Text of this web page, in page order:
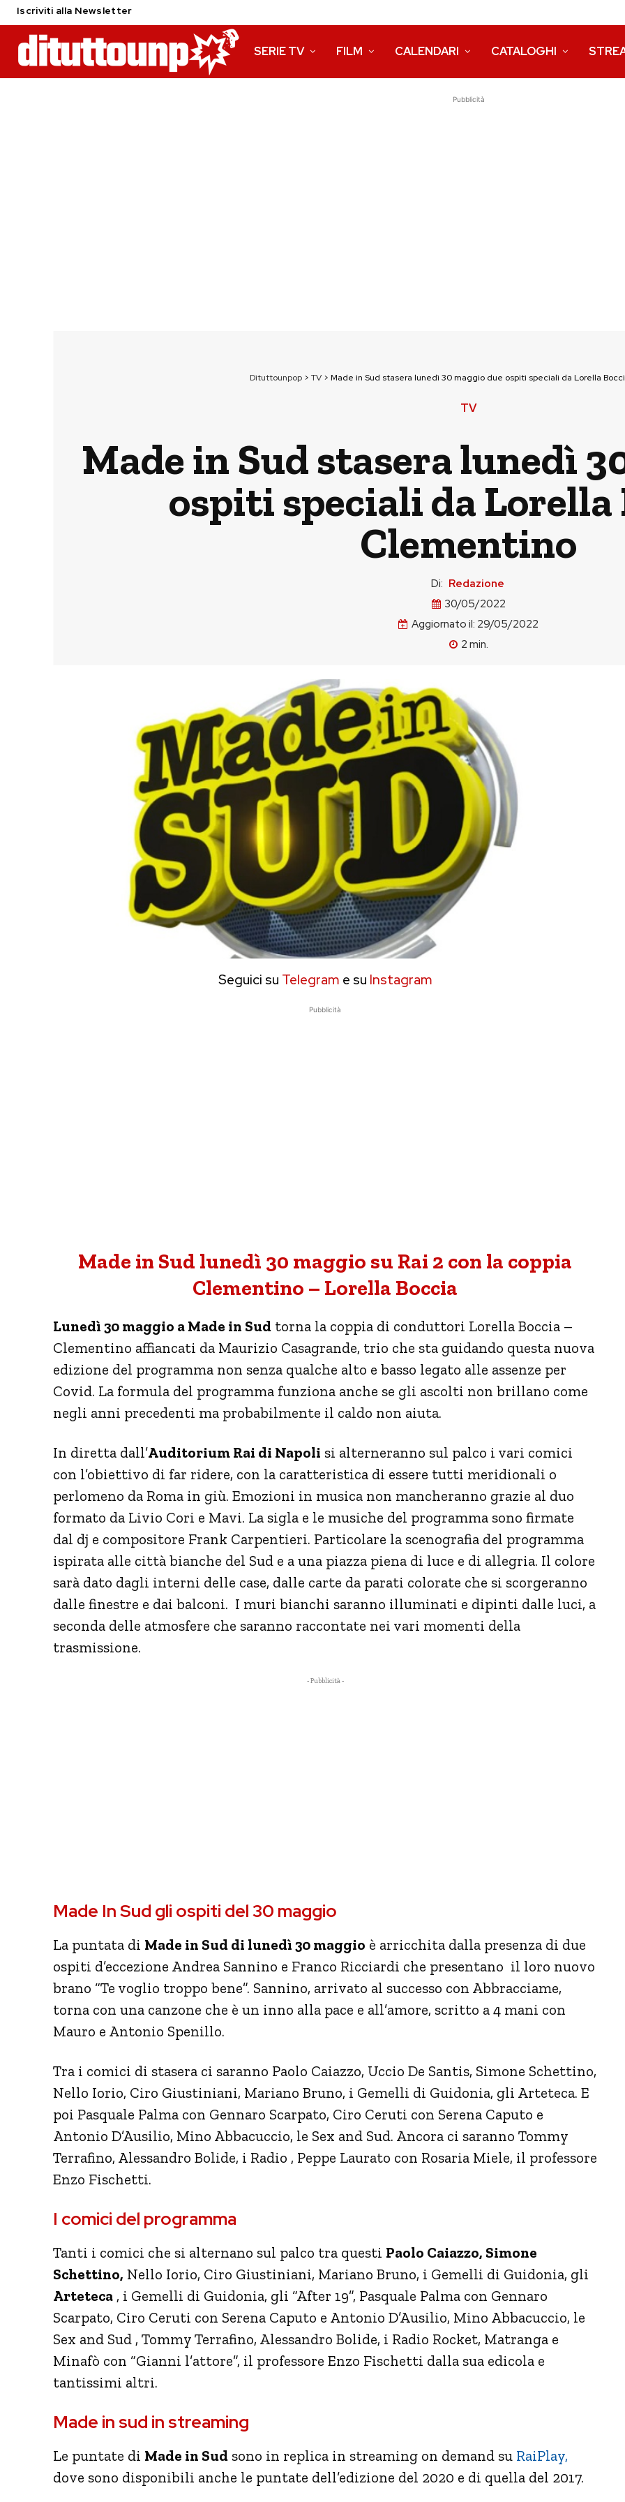
Iscriviti alla Newsletter
SERIE TV FILM CALENDARI CATALOGHI
Pubblicità
Dituttounpop > TV > Made in Sud stasera lunedì 30 maggio due ospiti speciali da Lorella
TV
Made in Sud stasera lunedì
ospiti speciali da Lorella
Clementino
Di: Redazione
30/05/2022
Aggiornato il: 29/05/2022
2 min.
Seguici su Telegram e su Instagram
Pubblicità
Made in Sud lunedì 30 maggio su Rai 2 con la coppia
Clementino – Lorella Boccia
Lunedì 30 maggio a Made in Sud torna la coppia di conduttori Lorella Boccia –
Clementino affiancati da Maurizio Casagrande, trio che sta guidando questa nuova
edizione del programma non senza qualche alto e basso legato alle assenze per
Covid. La formula del programma funziona anche se gli ascolti non brillano come
negli anni precedenti ma probabilmente il caldo non aiuta.
In diretta dall’Auditorium Rai di Napoli si alterneranno sul palco i vari comici
con l’obiettivo di far ridere, con la caratteristica di essere tutti meridionali o
perlomeno da Roma in giù. Emozioni in musica non mancheranno grazie al duo
formato da Livio Cori e Mavi. La sigla e le musiche del programma sono firmate
dal dj e compositore Frank Carpentieri. Particolare la scenografia del programma
ispirata alle città bianche del Sud e a una piazza piena di luce e di allegria. Il colore
sarà dato dagli interni delle case, dalle carte da parati colorate che si scorgeranno
dalle finestre e dai balconi. I muri bianchi saranno illuminati e dipinti dalle luci, a
seconda delle atmosfere che saranno raccontate nei vari momenti della
trasmissione.
- Pubblicità -
Made In Sud gli ospiti del 30 maggio
La puntata di Made in Sud di lunedì 30 maggio è arricchita dalla presenza di due
ospiti d’eccezione Andrea Sannino e Franco Ricciardi che presentano il loro nuovo
brano “Te voglio troppo bene”. Sannino, arrivato al successo con Abbracciame,
torna con una canzone che è un inno alla pace e all’amore, scritto a 4 mani con
Mauro e Antonio Spenillo.
Tra i comici di stasera ci saranno Paolo Caiazzo, Uccio De Santis, Simone Schettino,
Nello Iorio, Ciro Giustiniani, Mariano Bruno, i Gemelli di Guidonia, gli Arteteca. E
poi Pasquale Palma con Gennaro Scarpato, Ciro Ceruti con Serena Caputo e
Antonio D’Ausilio, Mino Abbacuccio, le Sex and Sud. Ancora ci saranno Tommy
Terrafino, Alessandro Bolide, i Radio , Peppe Laurato con Rosaria Miele, il professore
Enzo Fischetti.
I comici del programma
Tanti i comici che si alternano sul palco tra questi Paolo Caiazzo, Simone
Schettino, Nello Iorio, Ciro Giustiniani, Mariano Bruno, i Gemelli di Guidonia, gli
Arteteca , i Gemelli di Guidonia, gli “After 19”, Pasquale Palma con Gennaro
Scarpato, Ciro Ceruti con Serena Caputo e Antonio D’Ausilio, Mino Abbacuccio, le
Sex and Sud , Tommy Terrafino, Alessandro Bolide, i Radio Rocket, Matranga e
Minafò con “Gianni l’attore”, il professore Enzo Fischetti dalla sua edicola e
tantissimi altri.
Made in sud in streaming
Le puntate di Made in Sud sono in replica in streaming on demand su RaiPlay,
dove sono disponibili anche le puntate dell’edizione del 2020 e di quella del 2017.